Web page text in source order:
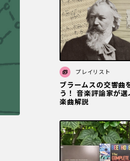
プレイリスト
ブラームスの交響曲
う！ 音楽評論家が
楽曲解説